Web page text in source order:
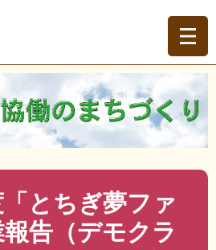
がす >くらしの情報 > 地域づく
>市民活動・NPO
令和元年
事業報告（デモクラティックスク
とちぎ夢ファ
告（デモクラ